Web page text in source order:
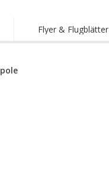
Flyer & Flugblätter